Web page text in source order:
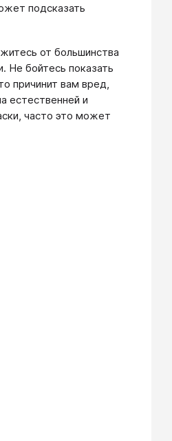
подсказать
от большинства
Не бойтесь показать
причинит вам вред,
естественней и
часто это может